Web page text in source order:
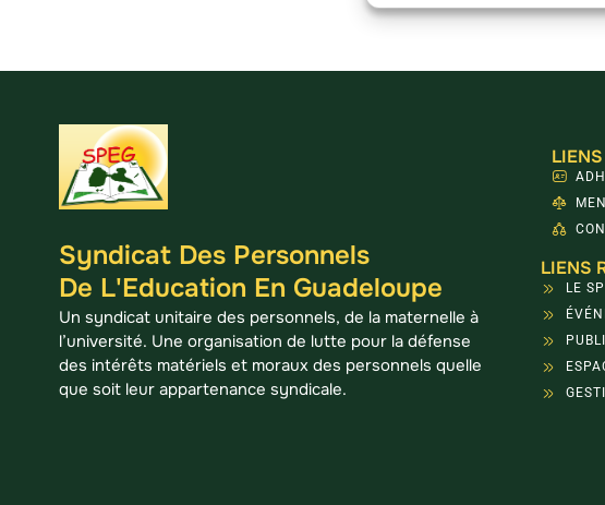
Syndicat Des Personnels
De L'Education En Guadeloupe
Un syndicat unitaire des personnels, de la maternelle à
l’université. Une organisation de lutte pour la défense
des intérêts matériels et moraux des personnels quelle
que soit leur appartenance syndicale.
LIENS
LE